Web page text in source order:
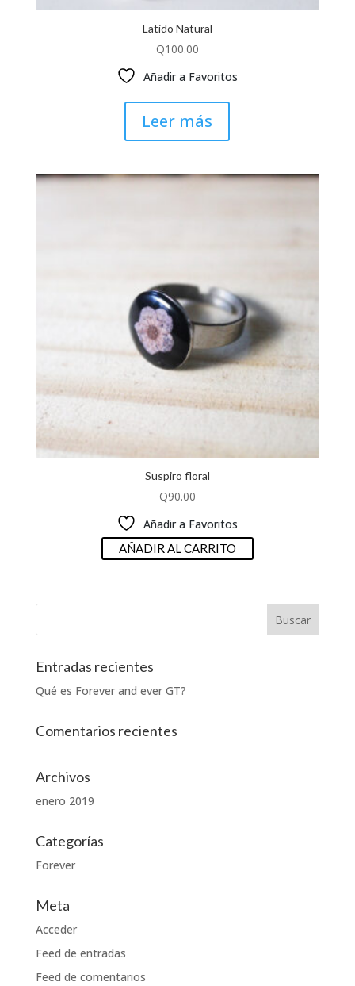
Latido Natural
Q100.00
Añadir a Favoritos
Leer más
Suspiro floral
Q90.00
Añadir a Favoritos
AÑADIR AL CARRITO
Entradas recientes
Qué es Forever and ever GT?
Comentarios recientes
Archivos
enero 2019
Categorías
Forever
Meta
Acceder
Feed de entradas
Feed de comentarios